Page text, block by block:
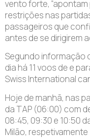
vento forte,
restrições nas
passageiros que
antes de se dirigirem
Segundo informação
dia há 11 voos de e
Swiss International
Hoje de manhã, nas
da TAP (06:00) com
08:45, 09:30 e 10:50
Milão, respetivamente